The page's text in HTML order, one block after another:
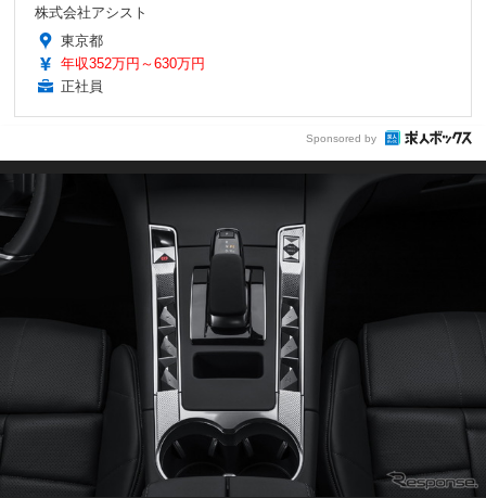
株式会社アシスト
東京都
年収352万円～630万円
正社員
Sponsored by